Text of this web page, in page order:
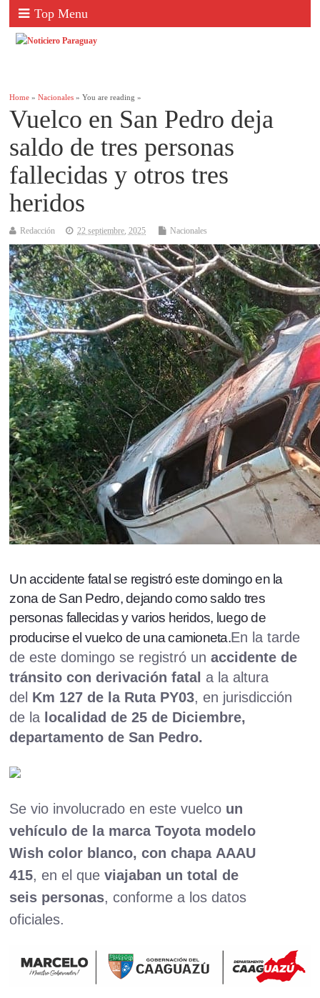
Top Menu
Home »Nacionales » You are reading »
Vuelco en San Pedro deja
saldo de tres personas
fallecidas y otros tres
heridos
Redacción 22 septiembre, 2025 Nacionales
Un accidente fatal se registró este domingo en la
zona de San Pedro, dejando como saldo tres
personas fallecidas y varios heridos, luego de
producirse el vuelco de una camioneta.En la tarde
de este domingo se registró un accidente de
tránsito con derivación fatal a la altura
del Km 127 de la Ruta PY03, en jurisdicción
de la localidad de25 de Diciembre,
departamento de San Pedro.
Se vio involucrado en este vuelco un
vehículo de la marca Toyota modelo
Wish color blanco, con chapaAAAU
415, en el queviajaban un total de
seis personas, conforme a los datos
oficiales.